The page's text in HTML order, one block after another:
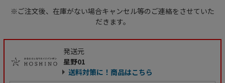
※ご注文後、在庫がない場合キャンセル等のご連絡をさせていた
だきます。
発送元
星野01
送料対策に！商品はこちら